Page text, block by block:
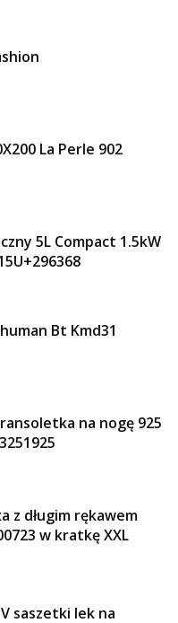
La Perle 902
5L Compact 1.5kW
Bt Kmd31
na nogę 925
z długim rękawem
w kratkę XXL
saszetki lek na